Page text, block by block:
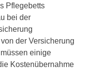
Pflegebetts
bei der
der Versicherung
einige
Kostenübernahme